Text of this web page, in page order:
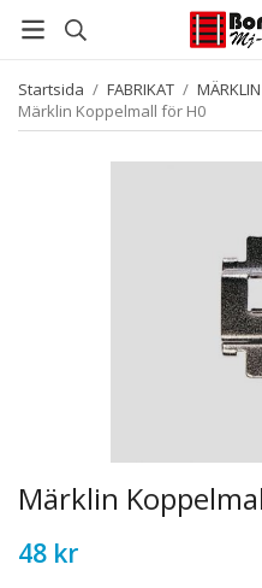
Startsida / FABRIKAT / MÄRKLIN
Märklin Koppelmall för H0
Märklin
48 kr